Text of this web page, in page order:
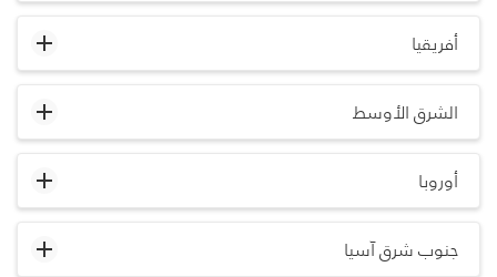
أفريقيا
الشرق الأوسط
أوروبا
جنوب شرق آسيا